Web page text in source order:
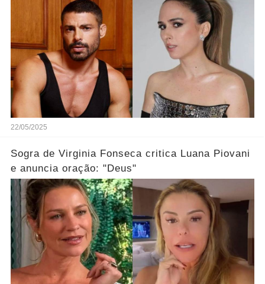
22/05/2025
Sogra de Virginia Fonseca critica Luana Piovani
e anuncia oração: "Deus"